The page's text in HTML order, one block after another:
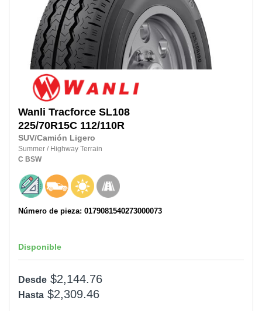
Wanli Tracforce SL108
225/70R15C 112/110R
SUV/Camión Ligero
Summer / Highway Terrain
C BSW
Número de pieza: 0179081540273000073
Disponible
Desde $2,144.76
Hasta $2,309.46